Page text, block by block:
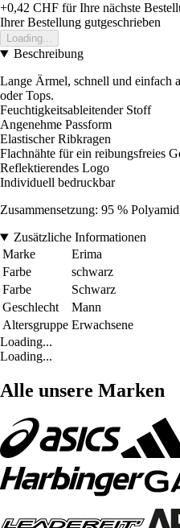
+0,42 CHF für Ihre nächste
Ihrer Bestellung gutgeschrieben
Loading...
Beschreibung
Lange Ärmel, schnell und einfach
oder Tops.
Feuchtigkeitsableitender Stoff
Angenehme Passform
Elastischer Ribkragen
Flachnähte für ein reibungsfreies
Reflektierendes Logo
Individuell bedruckbar
Zusammensetzung: 95 %
Zusätzliche Informationen
Marke
Erima
Farbe
schwarz
Farbe
Schwarz
Geschlecht
Mann
Altersgruppe Erwachsene
Loading...
Loading...
Alle unsere Marken